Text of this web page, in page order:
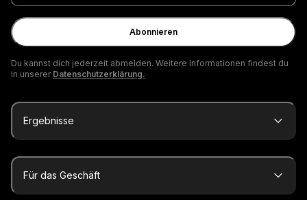
E-
Mail
ein
Abonnieren
Du kannst dich jederzeit abmelden. Weitere Informationen findest du
in unserer Datenschutzerklärung.
Ergebnisse
Für das Geschäft